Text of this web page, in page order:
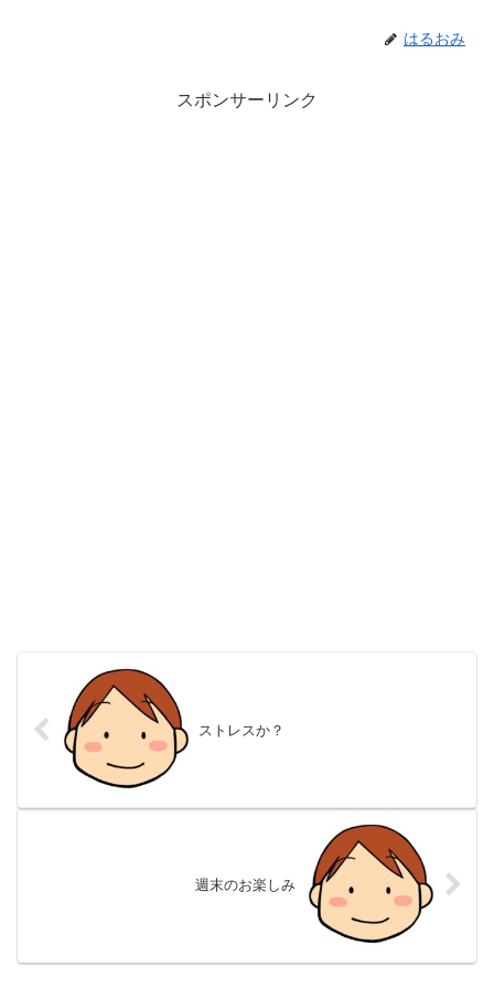
はるおみ
スポンサーリンク
ストレスか？
週末のお楽しみ